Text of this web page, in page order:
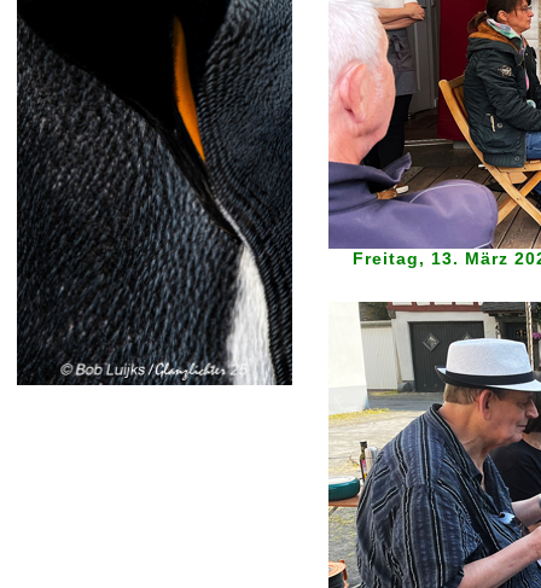
Freitag, 13. März